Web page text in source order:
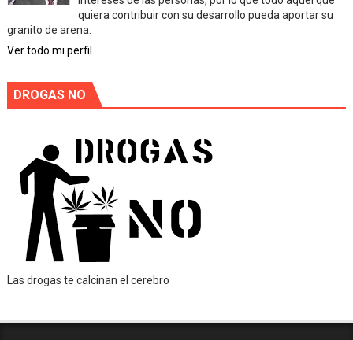
quiera contribuir con su desarrollo pueda aportar su
granito de arena.
Ver todo mi perfil
DROGAS NO
Las drogas te calcinan el cerebro